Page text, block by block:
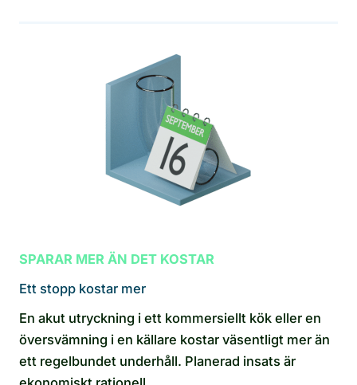
SPARAR MER ÄN DET KOSTAR
Ett stopp kostar mer
En akut utryckning i ett kommersiellt kök eller en
översvämning i en källare kostar väsentligt mer än
ett regelbundet underhåll. Planerad insats är